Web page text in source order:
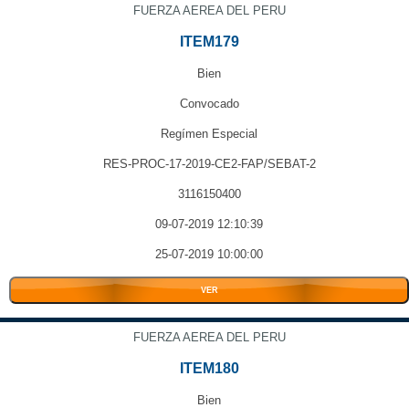
FUERZA AEREA DEL PERU
ITEM179
Bien
Convocado
Regímen Especial
RES-PROC-17-2019-CE2-FAP/SEBAT-2
3116150400
09-07-2019 12:10:39
25-07-2019 10:00:00
VER
FUERZA AEREA DEL PERU
ITEM180
Bien